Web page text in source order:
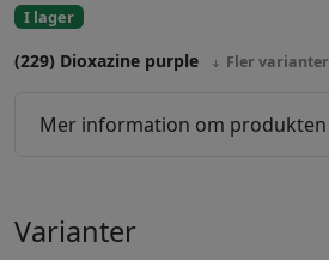
I lager
(229) Dioxazine purple Fler varianter
Mer information om produkten
Varianter